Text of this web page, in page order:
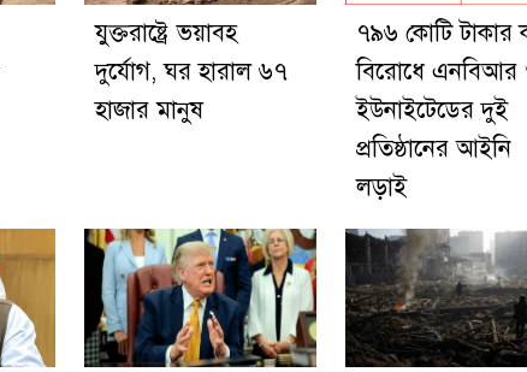
যুক্তরাষ্ট্রে ভয়াবহ
দুর্যোগ, ঘর হারাল ৬৭
হাজার মানুষ
৭৯৬ কোটি টাকার
বিরোধে এনবিআর
ইউনাইটেডের দুই
প্রতিষ্ঠানের আইনি
লড়াই